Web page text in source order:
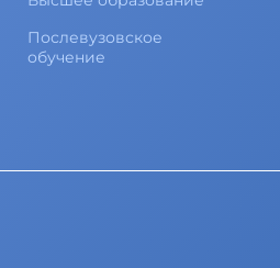
Послевузовское
обучение